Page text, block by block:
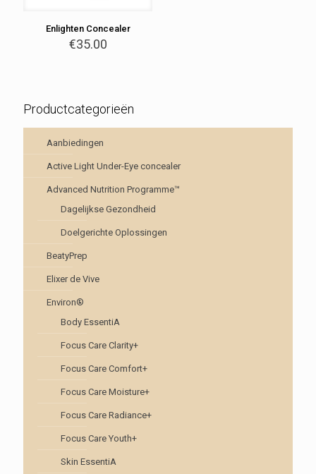
Enlighten Concealer
€35.00
Productcategorieën
Aanbiedingen
Active Light Under-Eye concealer
Advanced Nutrition Programme™
Dagelijkse Gezondheid
Doelgerichte Oplossingen
BeatyPrep
Elixer de Vive
Environ®
Body EssentiA
Focus Care Clarity+
Focus Care Comfort+
Focus Care Moisture+
Focus Care Radiance+
Focus Care Youth+
Skin EssentiA